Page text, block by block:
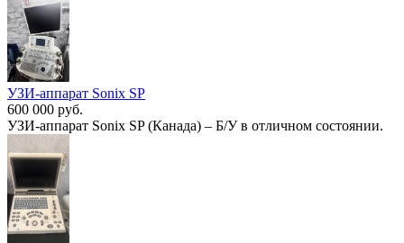
УЗИ-аппарат Sonix SP
600 000 руб.
УЗИ-аппарат Sonix SP (Канада) – Б/У в отличном состоянии.